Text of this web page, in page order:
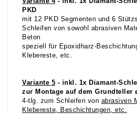
PKD
mit 12 PKD Segmenten und 6
Schleifen von sowohl abrasiven
Beton
speziell für Epoxidharz-
Klebereste, etc.
Variante 5 - inkl. 1x Diamant-
zur Montage auf dem Grundteller
4-tlg. zum Schleifen von abrasiven
Klebereste, Beschichtungen, etc.